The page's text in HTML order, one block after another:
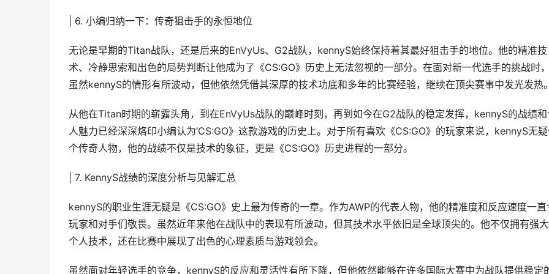
| 6. 小编归纳一下：传奇狙击手的永恒地位
无论是早期的Titan战队，还是后来的EnVyUs、G2战队，kennyS始终保持着其最好狙击手的地位。他的精准技
术、冷静思索和出色的局势判断让他成为了《CS:GO》历史上无法忽视的一部分。在面对新一代选手的挑战时，
虽然kennyS的情形有所波动，但他依然凭借其深厚的技术功底和多年的比赛经验，继续在顶尖赛事中发光发热。
从他在Titan时期的崭露头角，到在EnVyUs战队的巅峰时刻，再到如今在G2战队的稳定发挥，kennyS的战绩
人魅力已经深深烙印小编认为‘CS:GO》这款游戏的历史上。对于所有喜欢《CS:GO》的玩家来说，kennyS无
个传奇人物，他的战绩不仅是技术的象征，更是《CS:GO》历史进程的一部分。
| 7. KennyS战绩的深度分析与见解汇总
kennyS的职业生涯无疑是《CS:GO》史上最为传奇的一章。作为AWP的代表人物，他的精准度和反应速度一直
玩家和对手们敬畏。虽然近年来他在战队中的表现有所波动，但其技术水平依旧是全球顶尖的。他不仅拥有强
个人技术，还在比赛中展现了出色的心理素质与游戏领会。
虽然面对年轻选手的竞争，kennyS的反应和灵活性有所下降，但他依然能够在许多国际大赛中为战队提供稳定